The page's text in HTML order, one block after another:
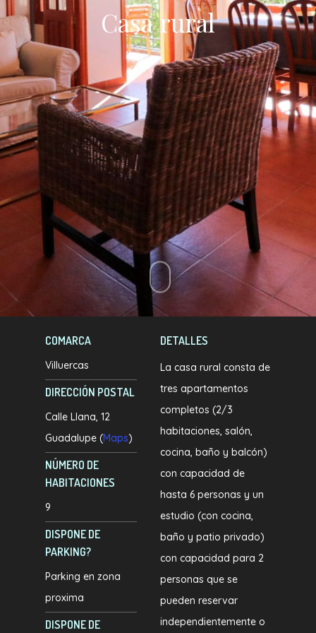
Casa rural
COMARCA
Villuercas
DIRECCIÓN POSTAL
Calle Llana, 12
Guadalupe (Maps)
NÚMERO DE
HABITACIONES
9
DISPONE DE
PARKING?
Parking en zona
proxima
DISPONE DE
DETALLES
La casa rural consta de
tres apartamentos
completos (2/3
habitaciones, salón,
cocina, baño y balcón)
con capacidad de
hasta 6 personas y un
estudio (con cocina,
baño y patio privado)
con capacidad para 2
personas que se
pueden reservar
independientemente o